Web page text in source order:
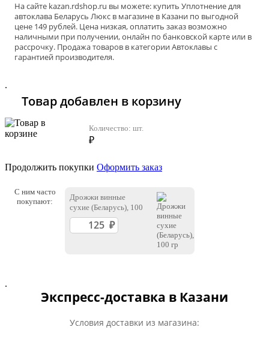
На сайте kazan.rdshop.ru вы можете: купить Уплотнение для
автоклава Беларусь Люкс в магазине в Казани по выгодной
цене 149 рублей. Цена низкая, оплатить заказ возможно
наличными при получении, онлайн по банковской карте или в
рассрочку. Продажа товаров в категорииАвтоклавы с
гарантией производителя.
.
Товар добавлен в корзину
Количество: шт.
₽
Продолжить покупки Оформить заказ
С ним часто
покупают:
Дрожжи винные
сухие (Беларусь), 100
гр
.
Экспресс-доставка в Казани
Условия доставки из магазина: